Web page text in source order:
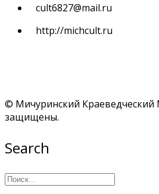
cult6827@mail.ru
http://michcult.ru
© Мичуринский Краеведческий
защищены.
Search